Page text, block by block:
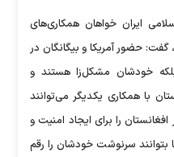
ایران خواهان همکاری‌های
حضور آمریکا و بیگانگان در
خودشان مشکل‌زا هستند و
با همکاری یکدیگر می‌توانند
را برای ایجاد امنیت و
بتوانند سرنوشت خودشان را رقم